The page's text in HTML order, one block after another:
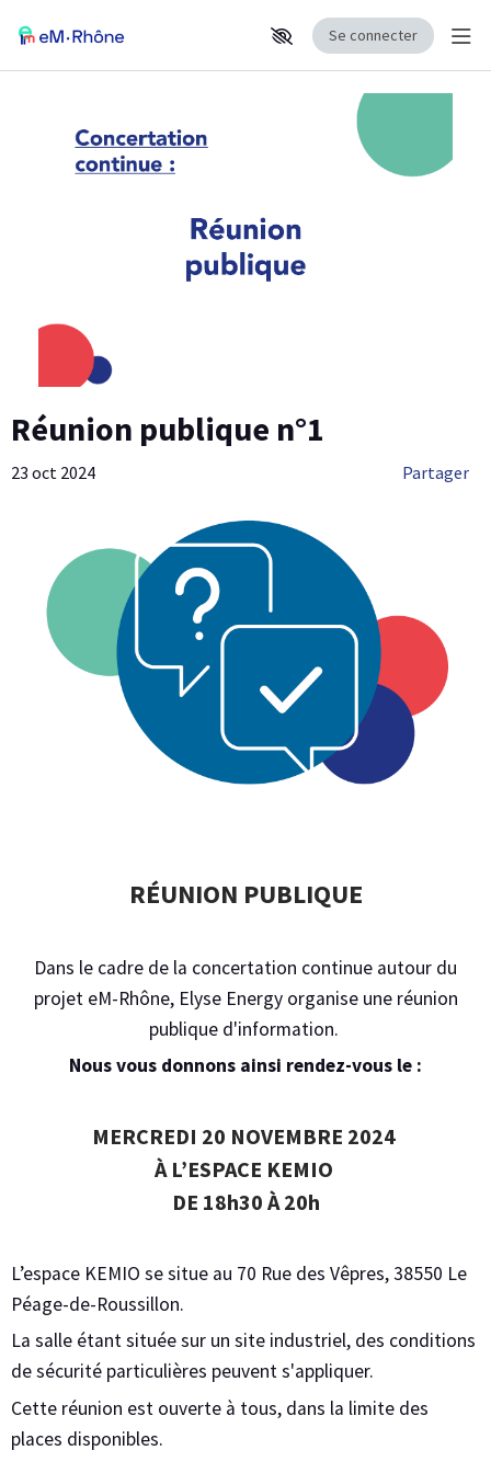
Se connecter
Réunion publique n°1
23 oct 2024 Partager
RÉUNION PUBLIQUE
Dans le cadre de la concertation continue autour du
projet eM-Rhône, Elyse Energy organise une réunion
publique d'information.
Nous vous donnons ainsi rendez-vous le :
MERCREDI 20 NOVEMBRE 2024
À L’ESPACE KEMIO
DE 18h30 À 20h
L’espace KEMIO se situe au 70 Rue des Vêpres, 38550 Le
Péage-de-Roussillon.
La salle étant située sur un site industriel, des conditions
de sécurité particulières peuvent s'appliquer.
Cette réunion est ouverte à tous, dans la limite des
places disponibles.